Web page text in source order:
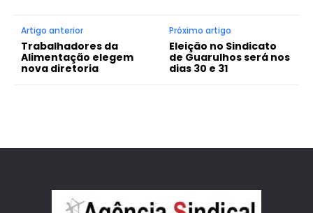
Artigo anterior
Trabalhadores da
Alimentação elegem
nova diretoria
Próximo artigo
Eleição no Sindicato
de Guarulhos será nos
dias 30 e 31